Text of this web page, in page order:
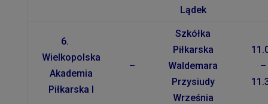
Lądek
6.
Wielkopolska
Akademia
Piłkarska I
–
Szkółka
Piłkarska
Waldemara
Przysiudy
Września
–